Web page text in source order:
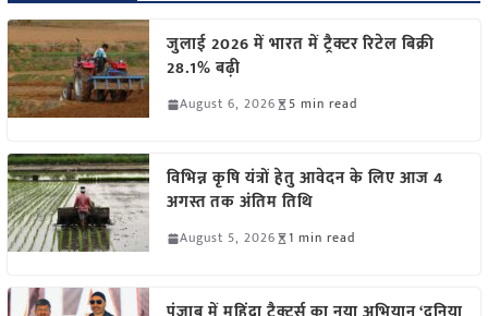
जुलाई 2026 में भारत में ट्रैक्टर रिटेल बिक्री
28.1% बढ़ी
August 6, 2026 5 min read
विभिन्न कृषि यंत्रों हेतु आवेदन के लिए आज 4
अगस्त तक अंतिम तिथि
August 5, 2026 1 min read